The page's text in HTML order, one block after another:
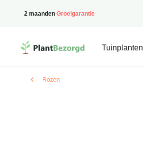
2 maanden Groeigarantie
PlantBezorgd
Tuinplanten
Rozen